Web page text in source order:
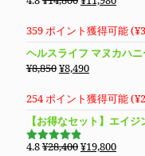
た。
す。
5段階で
価
は
¥14,800
し
た。
の
格
¥11,980
で
す。
359 ポイント獲得可能 (¥
ヘルスライフ マヌカハ
¥8,850元
価
格
は
¥8,850
¥8,490現
の
格
は
254 ポイント獲得可能 (¥
【お得なセット】エイ
5段階で
4.8¥28,400元
¥19,800現